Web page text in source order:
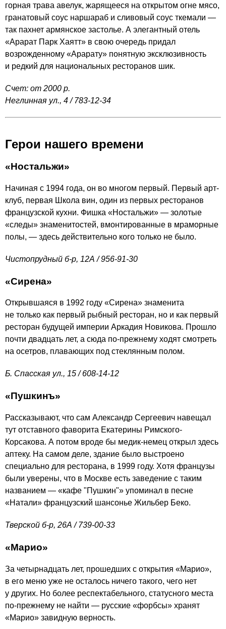
горная трава авелук, жарящееся на открытом огне мясо,
гранатовый соус наршараб и сливовый соус ткемали —
так пахнет армянское застолье. А элегантный отель
«Арарат Парк Хаятт» в свою очередь придал
возрожденному «Арарату» понятную эксклюзивность
и редкий для национальных ресторанов шик.
Счет: от 2000 р.
Неглинная ул., 4 /783-12-34
Герои нашего времени
«Ностальжи»
Начиная с 1994 года, он во многом первый. Первый арт-
клуб, первая Школа вин, один из первых ресторанов
французской кухни. Фишка «Ностальжи» — золотые
«следы» знаменитостей, вмонтированные в мраморные
полы, — здесь действительно кого только не было.
Чистопрудный б-р, 12А /956-91-30
«Сирена»
Открывшаяся в 1992 году «Сирена» знаменита
не только как первый рыбный ресторан, но и как первый
ресторан будущей империи Аркадия Новикова. Прошло
почти двадцать лет, а сюда по-прежнему ходят смотреть
на осетров, плавающих под стеклянным полом.
Б. Спасская ул., 15 /608-14-12
«Пушкинъ»
Рассказывают, что сам Александр Сергеевич навещал
тут отставного фаворита Екатерины Римского-
Корсакова. А потом вроде бы медик-немец открыл здесь
аптеку. На самом деле, здание было выстроено
специально для ресторана, в 1999 году. Хотя французы
были уверены, что в Москве есть заведение с таким
названием — «кафе "Пушкин"» упоминал в песне
«Натали» французский шансонье Жильбер Беко.
Тверской б-р, 26А /739-00-33
«Марио»
За четырнадцать лет, прошедших с открытия «Марио»,
в его меню уже не осталось ничего такого, чего нет
у других. Но более респектабельного, статусного места
по-прежнему не найти — русские «форбсы» хранят
«Марио» завидную верность.